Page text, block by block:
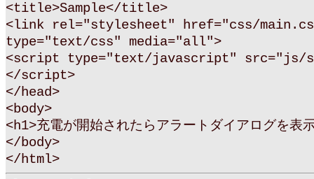
<title>Sample</title>
<link rel="stylesheet" href="css/
type="text/css" media="all">
<script type="text/javascript" src="js/
</script>
</head>
<body>
<h1>充電が開始されたらアラートダイアログを表
</body>
</html>